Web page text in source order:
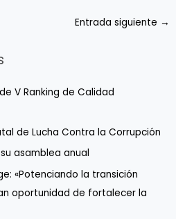
Entrada siguiente →
V Ranking de Calidad
de Lucha Contra la Corrupción
asamblea anual
«Potenciando la transición
oportunidad de fortalecer la